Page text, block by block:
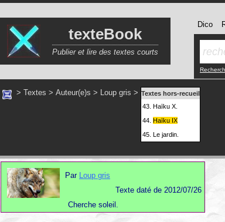
texteBook
Publier et lire des textes courts
Dico
> Textes > Auteur(e)s > Loup gris > Textes hors-recueil
43. Haïku X.
44. Haïku IX
45. Le jardin.
Par Loup gris
Texte daté de 2012/07/26
Cherche soleil.